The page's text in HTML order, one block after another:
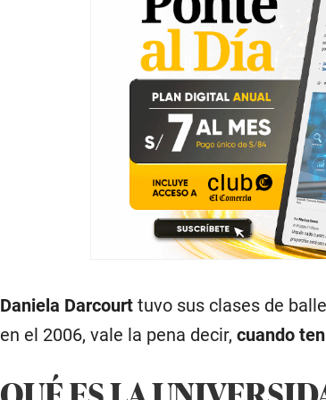
Daniela Darcourttuvo sus clases de
en el 2006, vale la pena decir, cuando